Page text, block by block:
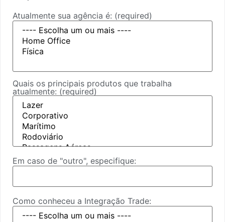
Atualmente sua agência é: (required)
Quais os principais produtos que trabalha
atualmente: (required)
Em caso de "outro", especifique:
Como conheceu a Integração Trade: